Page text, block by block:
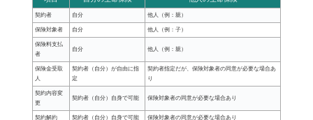
契約者 自分 他人（例：親）
保険対象者 自分 他人（例：子）
保険料支払
者
自分 他人（例：親）
保険金受取
人
契約者（自分）が自由に指
定
契約者指定だが、保険対象者の同意が必要な場合あ
り
契約内容変
更
契約者（自分）自身で可能 保険対象者の同意が必要な場合あり
契約解約 契約者（自分）自身で可能 保険対象者の同意が必要な場合あり